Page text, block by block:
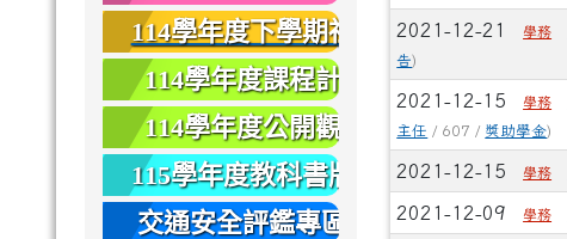
2021-12-21 學務
告)
2021-12-15 學務
主任 / 607 / 獎助學金)
2021-12-15 學務
2021-12-09 學務
114學年度下學期社
團報名
114學年度課程計
畫
114學年度公開觀
課
115學年度教科書版
本
交通安全評鑑專區